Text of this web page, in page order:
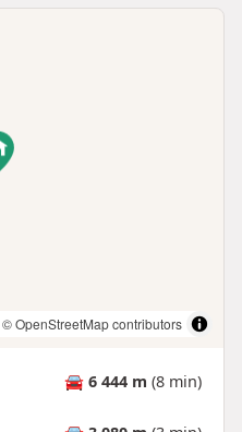
© OpenStreetMap contributors
🚘 6 444 m (8 min)